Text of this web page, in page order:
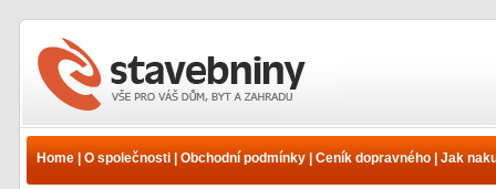
zárubně Kooperativa -
Stavitelné závěsy a
Home| O společnosti| Obchodní podmínky| Ceník dopravného| Jak